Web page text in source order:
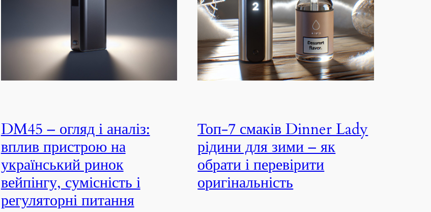
DM45 – огляд і аналіз:
вплив пристрою на
український ринок
вейпінгу, сумісність і
регуляторні питання
Топ-7 смаків Dinner Lady
рідини для зими – як
обрати і перевірити
оригінальність